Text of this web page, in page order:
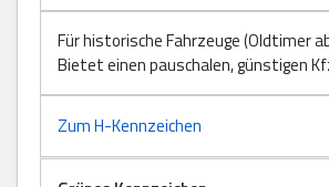
Für historische Fahrzeuge (Oldtimer
Bietet einen pauschalen, günstigen
Zum H-Kennzeichen